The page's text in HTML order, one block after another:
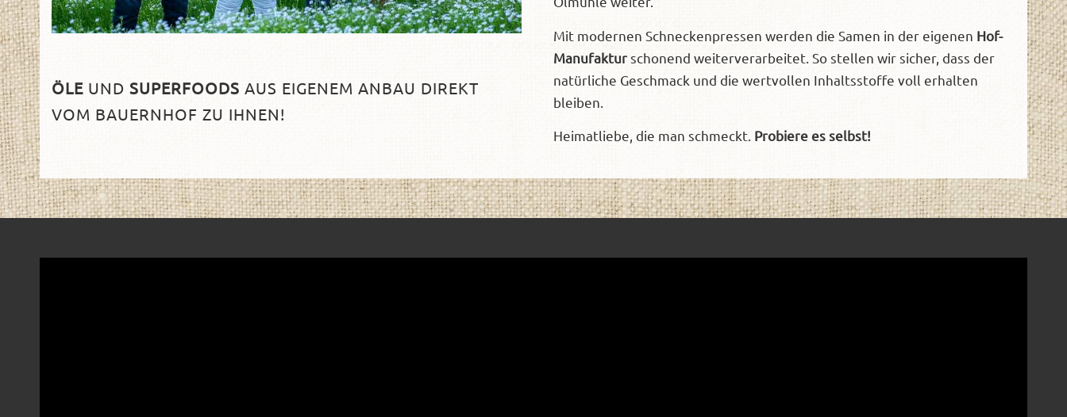
ÖLE UND SUPERFOODS AUS EIGENEM ANBAU DIREKT
VOM BAUERNHOF ZU IHNEN!
Mit modernen Schneckenpressen werden die Samen in der eigenen Hof-
Manufakturschonend weiterverarbeitet. So stellen wir sicher, dass der
natürliche Geschmack und die wertvollen Inhaltsstoffe voll erhalten
bleiben.
Heimatliebe, die man schmeckt. Probiere es selbst!